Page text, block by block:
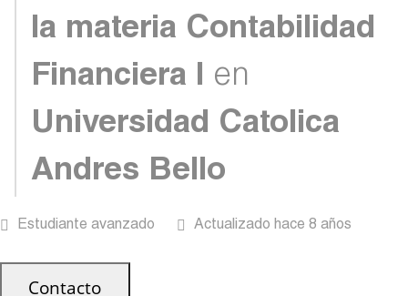
la materia Contabilidad
Financiera I en
Universidad Catolica
Andres Bello
Estudiante avanzado Actualizado hace 8 años